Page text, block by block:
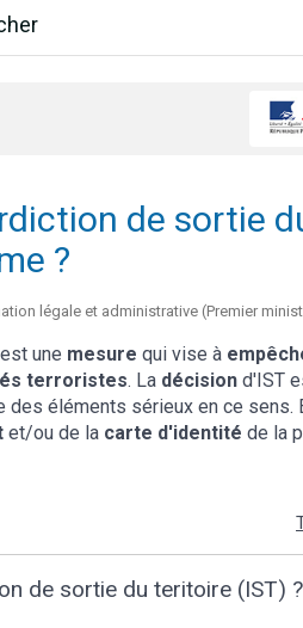
de sortie
?
légale et administrative (Premier
une mesure qui vise à
terroristes. La décision d'IST
des éléments sérieux en ce sens.
et/ou de la carte d'identité de la
de sortie du teritoire (IST) ?